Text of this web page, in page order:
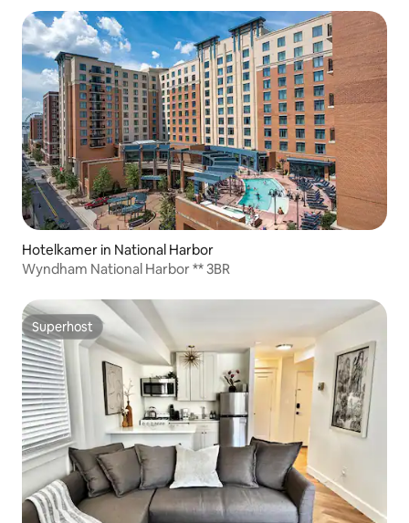
Hotelkamer in National Harbor
Wyndham National Harbor ** 3BR
Superhost
Superhost